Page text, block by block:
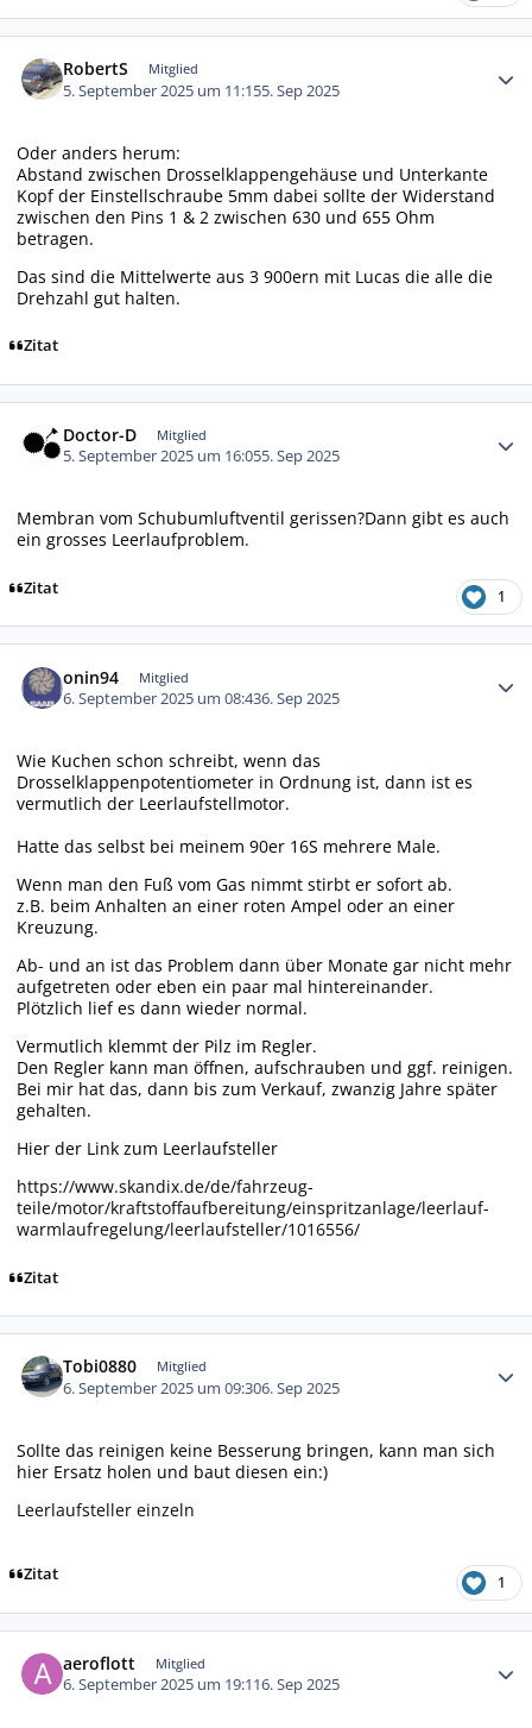
RobertS Mitglied
5. September 2025 um 11:155. Sep 2025
Oder anders herum:
Abstand zwischen Drosselklappengehäuse und Unterkante
Kopf der Einstellschraube 5mm dabei sollte der Widerstand
zwischen den Pins 1 & 2 zwischen 630 und 655 Ohm
betragen.
Das sind die Mittelwerte aus 3 900ern mit Lucas die alle die
Drehzahl gut halten.
Zitat
Doctor-D Mitglied
5. September 2025 um 16:055. Sep 2025
Membran vom Schubumluftventil gerissen?Dann gibt es auch
ein grosses Leerlaufproblem.
Zitat 1
onin94 Mitglied
6. September 2025 um 08:436. Sep 2025
Wie Kuchen schon schreibt, wenn das
Drosselklappenpotentiometer in Ordnung ist, dann ist es
vermutlich der Leerlaufstellmotor.
Hatte das selbst bei meinem 90er 16S mehrere Male.
Wenn man den Fuß vom Gas nimmt stirbt er sofort ab.
z.B. beim Anhalten an einer roten Ampel oder an einer
Kreuzung.
Ab- und an ist das Problem dann über Monate gar nicht mehr
aufgetreten oder eben ein paar mal hintereinander.
Plötzlich lief es dann wieder normal.
Vermutlich klemmt der Pilz im Regler.
Den Regler kann man öffnen, aufschrauben und ggf. reinigen.
Bei mir hat das, dann bis zum Verkauf, zwanzig Jahre später
gehalten.
Hier der Link zum Leerlaufsteller
https://www.skandix.de/de/fahrzeug-
teile/motor/kraftstoffaufbereitung/einspritzanlage/leerlauf-
warmlaufregelung/leerlaufsteller/1016556/
Zitat
Tobi0880 Mitglied
6. September 2025 um 09:306. Sep 2025
Sollte das reinigen keine Besserung bringen, kann man sich
hier Ersatz holen und baut diesen ein:)
Leerlaufsteller einzeln
Zitat 1
aeroflott Mitglied
6. September 2025 um 19:116. Sep 2025